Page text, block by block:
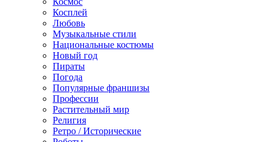
Косплей
Любовь
Музыкальные стили
Национальные костюмы
Новый год
Пираты
Погода
Популярные франшизы
Профессии
Растительный мир
Религия
Ретро / Исторические